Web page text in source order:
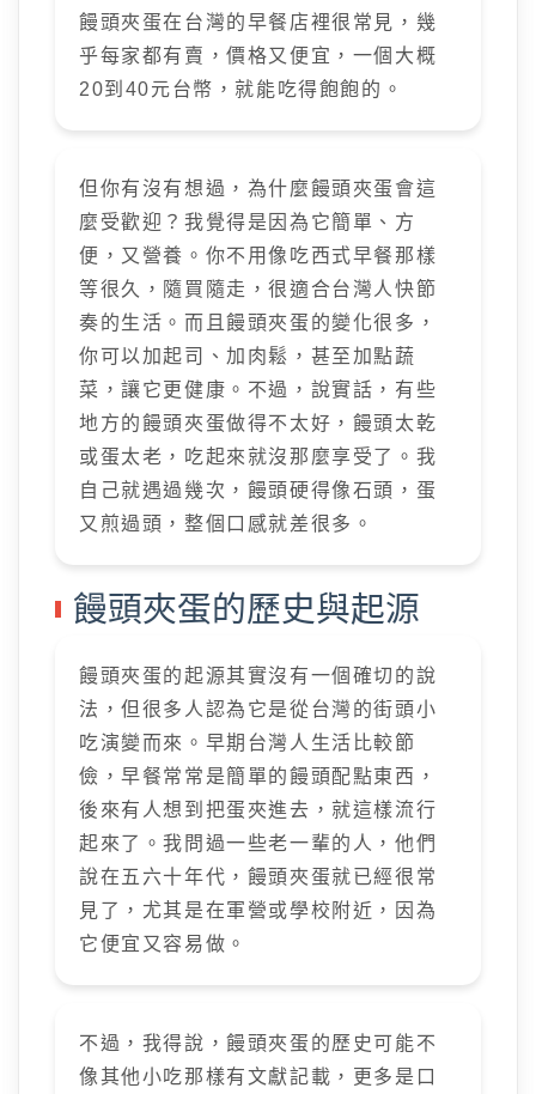
饅頭夾蛋在台灣的早餐店裡很常見，幾
乎每家都有賣，價格又便宜，一個大概
20到40元台幣，就能吃得飽飽的。
但你有沒有想過，為什麼饅頭夾蛋會這
麼受歡迎？我覺得是因為它簡單、方
便，又營養。你不用像吃西式早餐那樣
等很久，隨買隨走，很適合台灣人快節
奏的生活。而且饅頭夾蛋的變化很多，
你可以加起司、加肉鬆，甚至加點蔬
菜，讓它更健康。不過，說實話，有些
地方的饅頭夾蛋做得不太好，饅頭太乾
或蛋太老，吃起來就沒那麼享受了。我
自己就遇過幾次，饅頭硬得像石頭，蛋
又煎過頭，整個口感就差很多。
饅頭夾蛋的歷史與起源
饅頭夾蛋的起源其實沒有一個確切的說
法，但很多人認為它是從台灣的街頭小
吃演變而來。早期台灣人生活比較節
儉，早餐常常是簡單的饅頭配點東西，
後來有人想到把蛋夾進去，就這樣流行
起來了。我問過一些老一輩的人，他們
說在五六十年代，饅頭夾蛋就已經很常
見了，尤其是在軍營或學校附近，因為
它便宜又容易做。
不過，我得說，饅頭夾蛋的歷史可能不
像其他小吃那樣有文獻記載，更多是口